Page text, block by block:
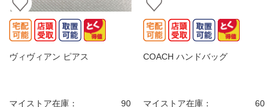
ヴィヴィアン ピアス
マイストア在庫： 90
COACH ハンドバッグ
マイストア在庫： 60